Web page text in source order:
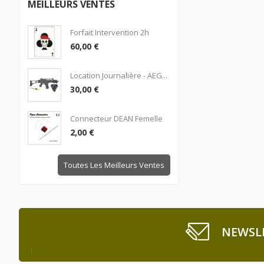
MEILLEURS VENTES
Forfait Intervention 2h
60,00 €
Location Journalière - AEG...
30,00 €
Connecteur DEAN Femelle
2,00 €
Toutes Les Meilleurs Ventes